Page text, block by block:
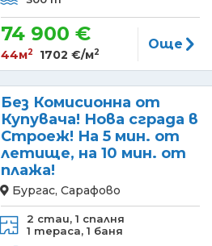
74 900 €
44м2 1702 €/м2
Още
Без Комисионна от
Купувача! Нова сграда в
Строеж! На 5 мин. от
летище, на 10 мин. от
плажа!
Бургас, Сарафово
2 стаи, 1 спалня
1 тераса, 1 баня